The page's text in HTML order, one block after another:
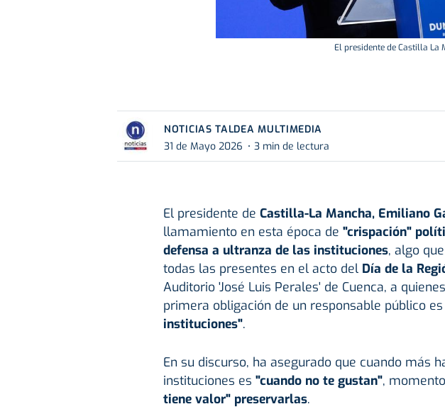
El presidente de Castilla La
NOTICIAS TALDEA MULTIMEDIA
31 de Mayo 2026
3 min de lectura
El presidente de Castilla-La Mancha, Emiliano
llamamiento en esta época de "crispación"
defensa a ultranza de las instituciones, algo
todas las presentes en el acto del Día de la
Auditorio 'José Luis Perales' de Cuenca, a
primera obligación de un responsable público es
instituciones".
En su discurso, ha asegurado que cuando más
instituciones es "cuando no te gustan",
tiene valor" preservarlas.